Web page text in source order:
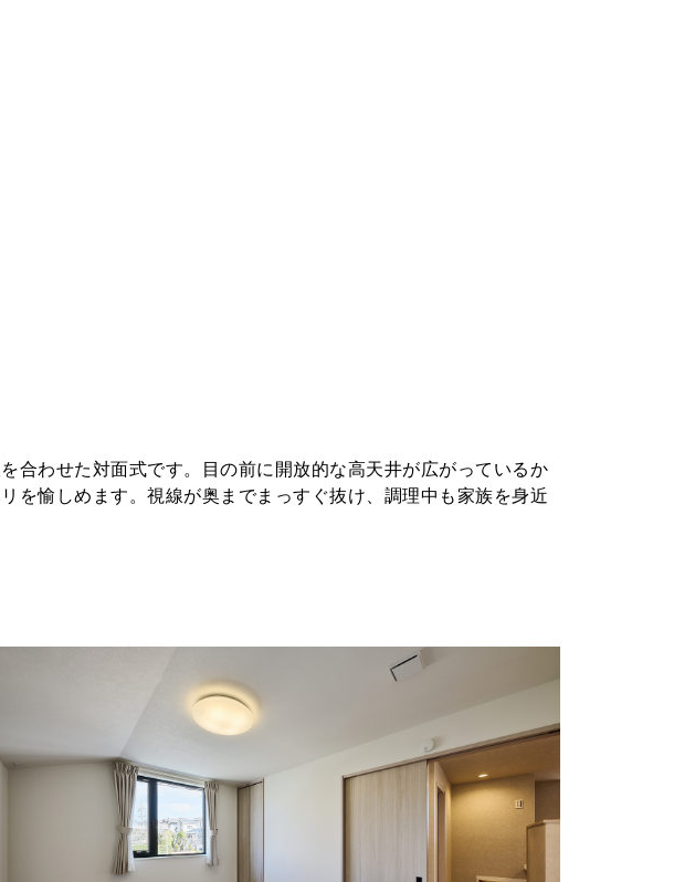
合わせた対面式です。目の前に開放的な高天井が広がっているか
を愉しめます。視線が奥までまっすぐ抜け、調理中も家族を身近